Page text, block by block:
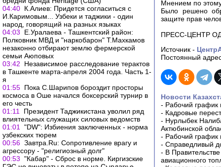
04:40 К.Алиев: Придется согласиться с
И.Каримовым... Узбеки и таджики - один
народ, говорящий на разных языках
04:03
Е.Уралаева - Ташкентский район:
Полковник МВД и "наркобарон" Т.Махкамов
незаконно отбирают землю фермерской
семьи Аюповых
03:42
Независимое расследование терактов
в Ташкенте марта-апреля 2004 года. Часть 1-
я
01:55 Пока С.Шарипов бороздит просторы
космоса в Оше начался боксерский турнир в
его честь
01:11
Президент Таджикистана уволил ряд
влиятельных служащих силовых ведомств
01:01
"DW": Избиения заключенных - норма
узбекских тюрем
00:56 Завтра.Ru: Сопротивление врагу и
агрессору - "религиозный долг"
00:53 "Кабар" - Сброс в норме. Киргизские
Мнением по
Было решено
защите прав
ПРЕСС-ЦЕНТР
Источник -
Постоянный
Новости
- Рабочий график
- Кадровые
- Нурлыбек
Актюбинской
- Рабочий график
- Справедливый
- В
авиационного